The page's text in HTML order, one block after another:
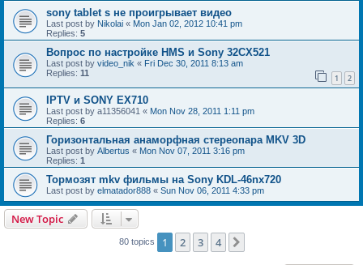
sony tablet s не проигрывает видео
Last post by Nikolai « Mon Jan 02, 2012 10:41 pm
Replies: 5
Вопрос по настройке HMS и Sony 32CX521
Last post by video_nik « Fri Dec 30, 2011 8:13 am
Replies: 11 1 2
IPTV и SONY EX710
Last post by a11356041 « Mon Nov 28, 2011 1:11 pm
Replies: 6
Горизонтальная анаморфная стереопара MKV 3D
Last post by Albertus « Mon Nov 07, 2011 3:16 pm
Replies: 1
Тормозят mkv фильмы на Sony KDL-46nx720
Last post by elmatador888 « Sun Nov 06, 2011 4:33 pm
New Topic
80 topics 1 2 3 4